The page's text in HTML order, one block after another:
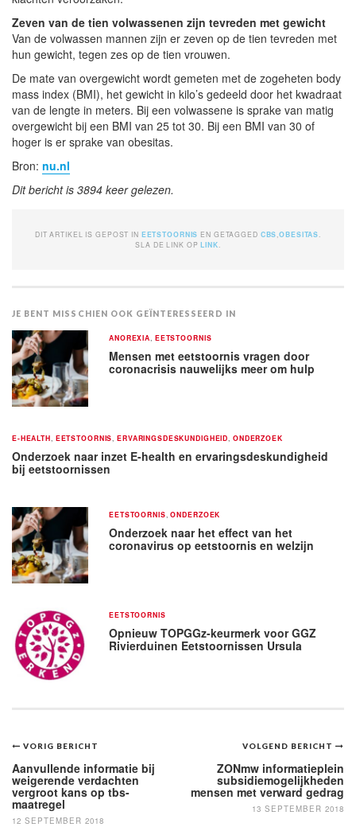
Zeven van de tien volwassenen zijn tevreden met gewicht
Van de volwassen mannen zijn er zeven op de tien tevreden met
hun gewicht, tegen zes op de tien vrouwen.
De mate van overgewicht wordt gemeten met de zogeheten body
mass index (BMI), het gewicht in kilo’s gedeeld door het kwadraat
van de lengte in meters. Bij een volwassene is sprake van matig
overgewicht bij een BMI van 25 tot 30. Bij een BMI van 30 of
hoger is er sprake van obesitas.
Bron: nu.nl
Dit bericht is 3894 keer gelezen.
DIT ARTIKEL IS GEPOST IN EETSTOORNIS EN GETAGGED CBS ,OBESITAS
SLA DE LINK OPLINK
JE BENT MISSCHIEN OOK GEÏNTERESSEERD IN
ANOREXIA EETSTOORNIS
Mensen met eetstoornis vragen door
coronacrisis nauwelijks meer om hulp
E-HEALTH EETSTOORNIS ,ERVARINGSDESKUNDIGHEID ONDERZOEK
Onderzoek naar inzet E-health en ervaringsdeskundigheid
bij eetstoornissen
EETSTOORNIS ,ONDERZOEK
Onderzoek naar het effect van het
coronavirus op eetstoornis en welzijn
EETSTOORNIS
Opnieuw TOPGGz-keurmerk voor GGZ
Rivierduinen Eetstoornissen Ursula
Bericht
navigatie
VOLGEND BERICHT
ZONmw informatieplein
subsidiemogelijkheden
mensen met verward gedrag
13 SEPTEMBER 2018
VORIG BERICHT
Aanvullende informatie bij
weigerende verdachten
vergroot kans op tbs-
maatregel
12 SEPTEMBER 2018